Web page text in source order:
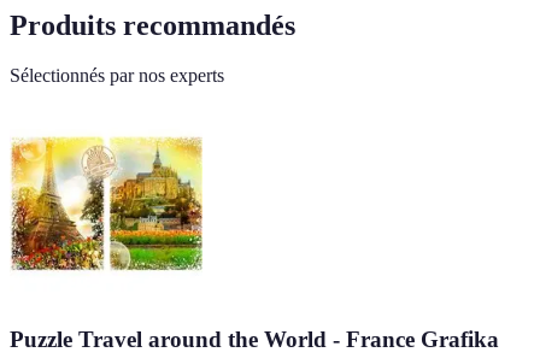
Produits recommandés
Sélectionnés par nos experts
Puzzle Travel around the World - France Grafika